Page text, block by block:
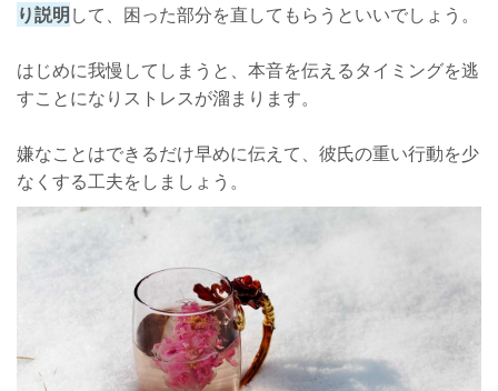
り説明して、困った部分を直してもらうといいでしょう。
はじめに我慢してしまうと、本音を伝えるタイミングを逃
すことになりストレスが溜まります。
嫌なことはできるだけ早めに伝えて、彼氏の重い行動を少
なくする工夫をしましょう。